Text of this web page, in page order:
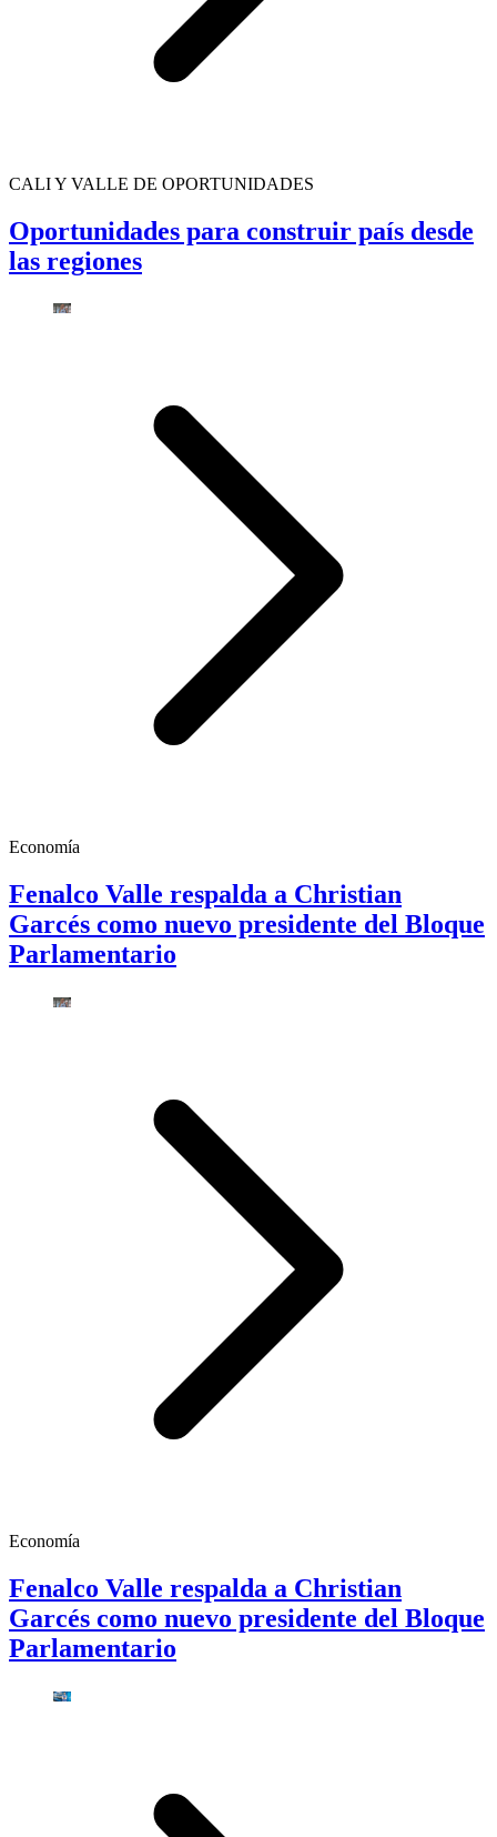
CALI Y VALLE DE OPORTUNIDADES
Oportunidades para construir país desde
las regiones
Economía
Fenalco Valle respalda a Christian
Garcés como nuevo presidente del Bloque
Parlamentario
Economía
Fenalco Valle respalda a Christian
Garcés como nuevo presidente del Bloque
Parlamentario